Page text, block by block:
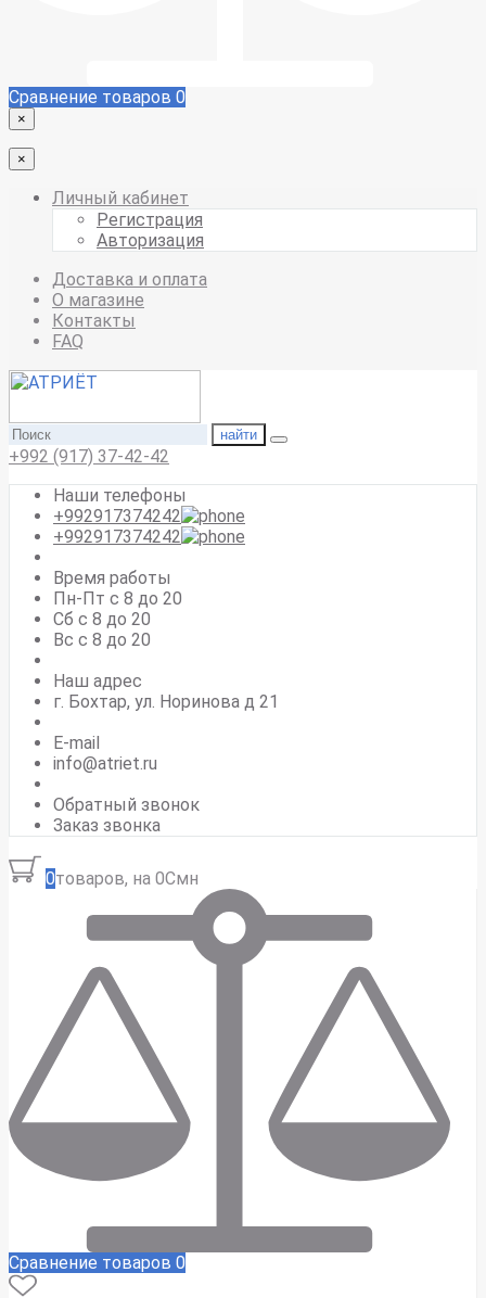
Сравнение товаров 0
×
×
Личный кабинет
Регистрация
Авторизация
Доставка и оплата
О магазине
Контакты
FAQ
найти
+992 (917) 37-42-42
Наши телефоны
+992917374242
+992917374242
Время работы
Пн-Пт с 8 до 20
Сб с 8 до 20
Вс c 8 до 20
Наш адрес
г. Бохтар, ул. Норинова д 21
E-mail
info@atriet.ru
Обратный звонок
Заказ звонка
0товаров, на 0Смн
Сравнение товаров 0